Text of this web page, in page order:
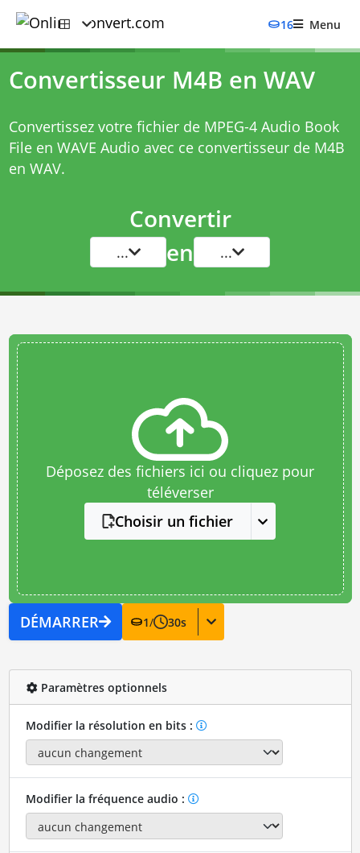
16 Menu
Convertisseur M4B en WAV
Convertissez votre fichier de MPEG-4 Audio Book
File en WAVE Audio avec ce convertisseur de M4B
en WAV.
Convertir
... en ...
Déposez des fichiers ici ou cliquez pour
téléverser
Choisir un fichier
DÉMARRER 1/ 30s
Paramètres optionnels
Modifier la résolution en bits :
Modifier la fréquence audio :